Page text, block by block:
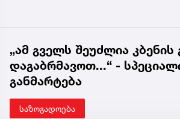
„ამ გველს შეუძლია კბენის
დაგაბრმავოთ...“ -
განმარტება
საზოგადოება